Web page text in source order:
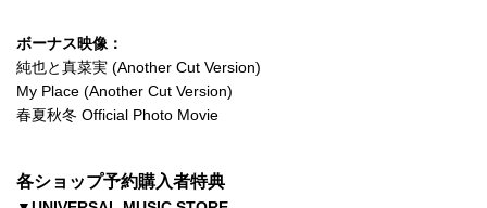
ボーナス映像：
純也と真菜実 (Another Cut Version)
My Place (Another Cut Version)
春夏秋冬 Official Photo Movie
各ショップ予約購入者特典